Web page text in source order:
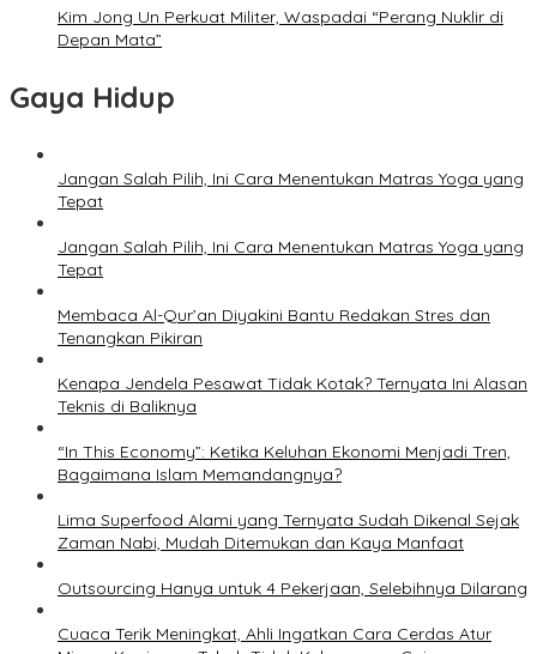
Kim Jong Un Perkuat Militer, Waspadai “Perang Nuklir di
Depan Mata”
Gaya Hidup
Jangan Salah Pilih, Ini Cara Menentukan Matras Yoga yang
Tepat
Jangan Salah Pilih, Ini Cara Menentukan Matras Yoga yang
Tepat
Membaca Al-Qur’an Diyakini Bantu Redakan Stres dan
Tenangkan Pikiran
Kenapa Jendela Pesawat Tidak Kotak? Ternyata Ini Alasan
Teknis di Baliknya
“In This Economy”: Ketika Keluhan Ekonomi Menjadi Tren,
Bagaimana Islam Memandangnya?
Lima Superfood Alami yang Ternyata Sudah Dikenal Sejak
Zaman Nabi, Mudah Ditemukan dan Kaya Manfaat
Outsourcing Hanya untuk 4 Pekerjaan, Selebihnya Dilarang
Cuaca Terik Meningkat, Ahli Ingatkan Cara Cerdas Atur